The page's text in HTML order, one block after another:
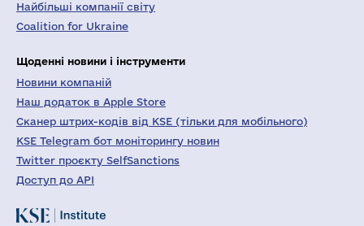
Найбільші компанії світу
Coalition for Ukraine
Щоденні новини і інструменти
Новини компаній
Наш додаток в Apple Store
Сканер штрих-кодів від KSE (тільки для мобільного)
KSE Telegram бот моніторингу новин
Twitter проєкту SelfSanctions
Доступ до API